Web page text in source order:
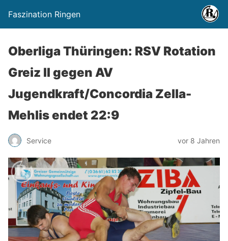
Faszination Ringen
Oberliga Thüringen: RSV Rotation
Greiz II gegen AV
Jugendkraft/Concordia Zella-
Mehlis endet 22:9
Service vor 8 Jahren